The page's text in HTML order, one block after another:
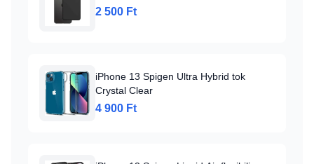
2 500 Ft
iPhone 13 Spigen Ultra Hybrid tok
Crystal Clear
4 900 Ft